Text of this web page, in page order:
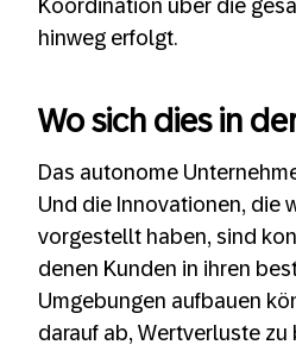
Koordination über die
hinweg erfolgt.
Wo sich dies in
Das autonome
Und die Innovationen, die
vorgestellt haben, sind
denen Kunden in ihren
Umgebungen aufbauen
darauf ab, Wertverluste